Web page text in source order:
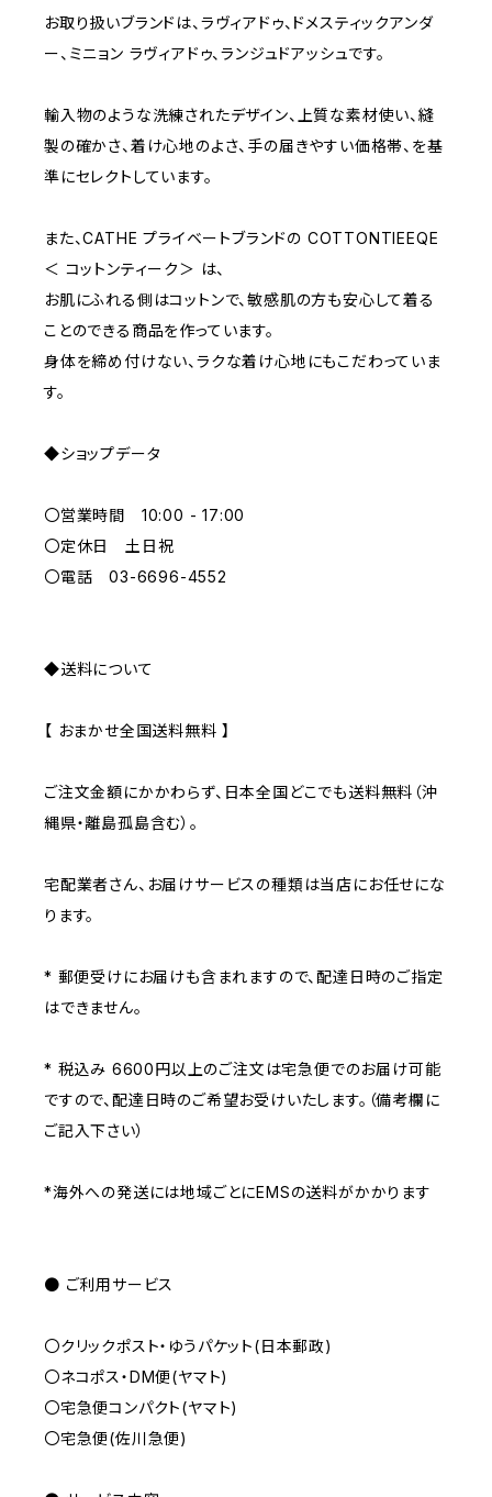
E70
YELLOW
PURPLE
BLUE
ORANGE
GRAY
5000~
お取り扱いブランドは、ラヴィアドゥ、ドメスティックアンダ
ー、ミニョン ラヴィアドゥ、ランジュドアッシュです。
輸入物のような洗練されたデザイン、上質な素材使い、縫
製の確かさ、着け心地のよさ、手の届きやすい価格帯、を基
準にセレクトしています。
また、CATHE プライベートブランドの COTTONTIEEQE
＜ コットンティーク＞ は、
お肌にふれる側はコットンで、敏感肌の方も安心して着る
ことのできる商品を作っています。
身体を締め付けない、ラクな着け心地にもこだわっていま
す。
◆ショップデータ
〇営業時間 10:00 - 17:00
〇定休日 土日祝
〇電話 03-6696-4552
◆送料について
【 おまかせ全国送料無料 】
ご注文金額にかかわらず、日本全国どこでも送料無料（沖
縄県・離島孤島含む）。
宅配業者さん、お届けサービスの種類は当店にお任せにな
ります。
* 郵便受けにお届けも含まれますので、配達日時のご指定
はできません。
* 税込み 6600円以上のご注文は宅急便でのお届け可能
ですので、配達日時のご希望お受けいたします。（備考欄に
ご記入下さい）
*海外への発送には地域ごとにEMSの送料がかかります
● ご利用サービス
〇クリックポスト・ゆうパケット(日本郵政)
〇ネコポス・DM便(ヤマト)
〇宅急便コンパクト(ヤマト)
〇宅急便(佐川急便)